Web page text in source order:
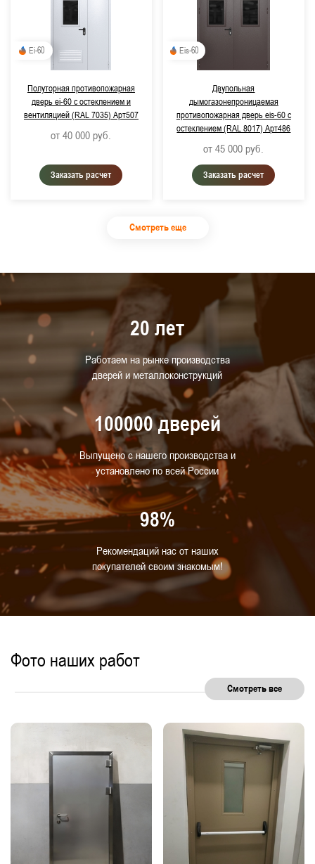
Ei-60
Полуторная противопожарная
дверь ei-60 с остеклением и
вентиляцией (RAL 7035) Арт507
от 40 000 руб.
Заказать расчет
Eis-60
Двупольная
дымогазонепроницаемая
противопожарная дверь eis-60 с
остеклением (RAL 8017) Арт486
от 45 000 руб.
Заказать расчет
Смотреть еще
20 лет
Работаем на рынке производства
дверей и металлоконструкций
100000 дверей
Выпущено с нашего производства и
установлено по всей России
98%
Рекомендаций нас от наших
покупателей своим знакомым!
Фото наших работ
Смотреть все